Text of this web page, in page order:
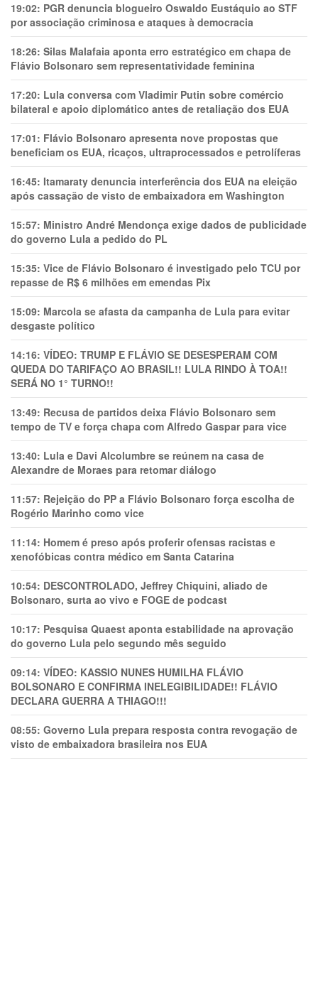
19:02: PGR denuncia blogueiro Oswaldo Eustáquio ao STF
por associação criminosa e ataques à democracia
18:26: Silas Malafaia aponta erro estratégico em chapa de
Flávio Bolsonaro sem representatividade feminina
17:20: Lula conversa com Vladimir Putin sobre comércio
bilateral e apoio diplomático antes de retaliação dos EUA
17:01: Flávio Bolsonaro apresenta nove propostas que
beneficiam os EUA, ricaços, ultraprocessados e petrolíferas
16:45: Itamaraty denuncia interferência dos EUA na eleição
após cassação de visto de embaixadora em Washington
15:57: Ministro André Mendonça exige dados de publicidade
do governo Lula a pedido do PL
15:35: Vice de Flávio Bolsonaro é investigado pelo TCU por
repasse de R$ 6 milhões em emendas Pix
15:09: Marcola se afasta da campanha de Lula para evitar
desgaste político
14:16: VÍDEO: TRUMP E FLÁVIO SE DESESPERAM COM
QUEDA DO TARIFAÇO AO BRASIL!! LULA RINDO À TOA!!
SERÁ NO 1° TURNO!!
13:49: Recusa de partidos deixa Flávio Bolsonaro sem
tempo de TV e força chapa com Alfredo Gaspar para vice
13:40: Lula e Davi Alcolumbre se reúnem na casa de
Alexandre de Moraes para retomar diálogo
11:57: Rejeição do PP a Flávio Bolsonaro força escolha de
Rogério Marinho como vice
11:14: Homem é preso após proferir ofensas racistas e
xenofóbicas contra médico em Santa Catarina
10:54: DESCONTROLADO, Jeffrey Chiquini, aliado de
Bolsonaro, surta ao vivo e FOGE de podcast
10:17: Pesquisa Quaest aponta estabilidade na aprovação
do governo Lula pelo segundo mês seguido
09:14: VÍDEO: KASSIO NUNES HUMlLHA FLÁVIO
BOLSONARO E CONFIRMA INELEGIBILIDADE!! FLÁVIO
DECLARA GUERRA A THIAGO!!!
08:55: Governo Lula prepara resposta contra revogação de
visto de embaixadora brasileira nos EUA